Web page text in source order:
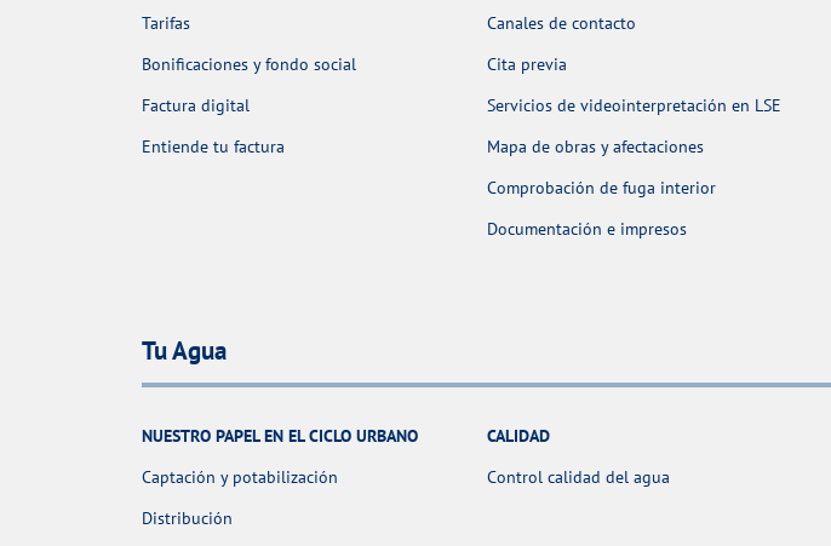
Tarifas
Bonificaciones y fondo social
Factura digital
Entiende tu factura
Canales de contacto
Cita previa
Servicios de videointerpretación en LSE
Mapa de obras y afectaciones
Comprobación de fuga interior
Documentación e impresos
Tu Agua
NUESTRO PAPEL EN EL CICLO URBANO
Captación y potabilización
Distribución
CALIDAD
Control calidad del agua